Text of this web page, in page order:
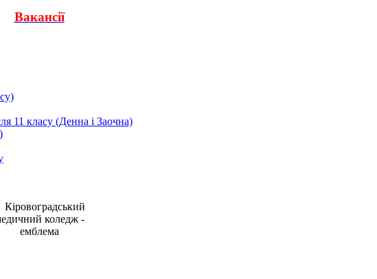
Вакансії
11 класу (Денна і Заочна)